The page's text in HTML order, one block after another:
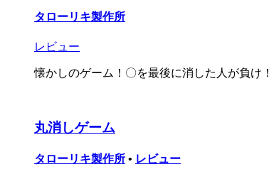
タローリキ製作所
レビュー
懐かしのゲーム！〇を最後に消した人が負け！
丸消しゲーム
タローリキ製作所 • レビュー